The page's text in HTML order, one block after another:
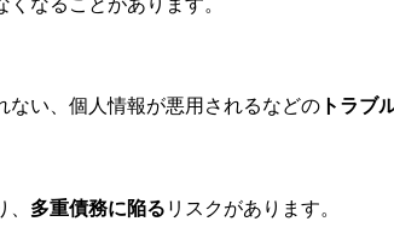
ない、個人情報が悪用されるなどの トラブ
多重債務に陥る リスクがあります。